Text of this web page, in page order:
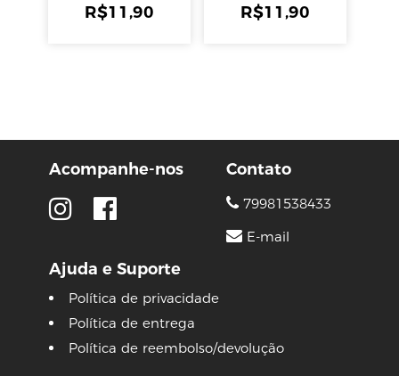
R$11,90 R$11,90
Acompanhe-nos
Ajuda e Suporte
Política de privacidade
Política de entrega
Política de reembolso/devolução
Contato
79981538433
E-mail